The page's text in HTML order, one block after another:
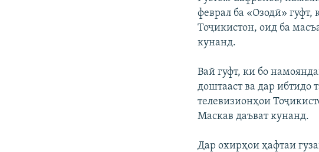
феврал ба «Озодӣ»
Тоҷикистон, оид ба
кунанд.
Вай гуфт, ки бо
доштааст ва дар ибтидо
телевизионҳои
Маскав даъват кунанд.
Дар охирҳои ҳафтаи